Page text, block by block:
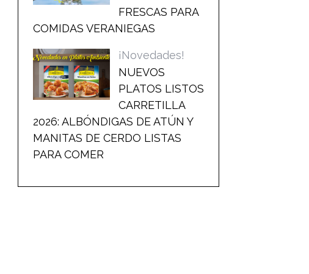
FRESCAS PARA
COMIDAS VERANIEGAS
¡Novedades!
NUEVOS
PLATOS LISTOS
CARRETILLA
2026: ALBÓNDIGAS DE ATÚN Y
MANITAS DE CERDO LISTAS
PARA COMER